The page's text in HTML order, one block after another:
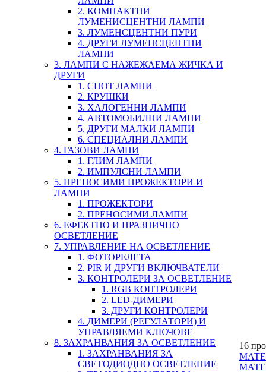
2. КОМПАКТНИ
ЛУМЕНИСЦЕНТНИ ЛАМПИ
3. ЛУМЕНСЦЕНТНИ ПУРИ
4. ДРУГИ ЛУМЕНСЦЕНТНИ
ЛАМПИ
3. ЛАМПИ С НАЖЕЖАЕМА ЖИЧКА И
ДРУГИ
1. СПОТ ЛАМПИ
2. КРУШКИ
3. ХАЛОГЕННИ ЛАМПИ
4. АВТОМОБИЛНИ ЛАМПИ
5. ДРУГИ МАЛКИ ЛАМПИ
6. СПЕЦИАЛНИ ЛАМПИ
4. ГАЗОВИ ЛАМПИ
1. ГЛИМ ЛАМПИ
2. ИМПУЛСНИ ЛАМПИ
5. ПРЕНОСИМИ ПРОЖЕКТОРИ И
ЛАМПИ
1. ПРОЖЕКТОРИ
2. ПРЕНОСИМИ ЛАМПИ
6. ЕФЕКТНО И ПРАЗНИЧНО
ОСВЕТЛЕНИЕ
7. УПРАВЛЕНИЕ НА ОСВЕТЛЕНИЕ
1. ФОТОРЕЛЕТА
2. PIR И ДРУГИ ВКЛЮЧВАТЕЛИ
3. КОНТРОЛЕРИ ЗА ОСВЕТЛЕНИЕ
1. RGB КОНТРОЛЕРИ
2. LED-ДИМЕРИ
3. ДРУГИ КОНТРОЛЕРИ
4. ДИМЕРИ (РЕГУЛАТОРИ) И
УПРАВЛЯЕМИ КЛЮЧОВЕ
8. ЗАХРАНВАНИЯ ЗА ОСВЕТЛЕНИЕ
1. ЗАХРАНВАНИЯ ЗА
СВЕТОДИОДНО ОСВЕТЛЕНИЕ
16